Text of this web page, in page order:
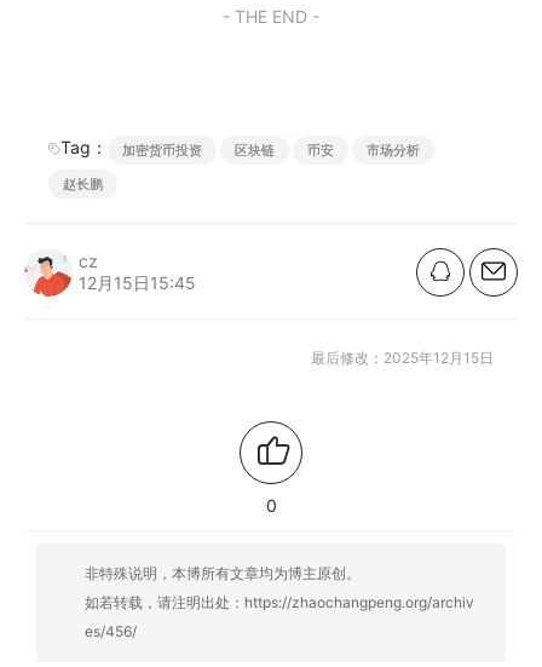
- THE END -
Tag： 加密货币投资 区块链 币安
市场分析
赵长鹏
cz
12月15日15:45
最后修改：2025年12月15日
0
非特殊说明，本博所有文章均为博主原创。
如若转载，请注明出处： https://zhaochangpeng.org/archiv
es/456/